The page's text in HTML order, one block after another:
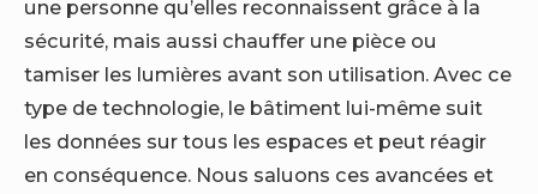
une personne qu’elles reconnaissent grâce à la
sécurité, mais aussi chauffer une pièce ou
tamiser les lumières avant son utilisation. Avec ce
type de technologie, le bâtiment lui-même suit
les données sur tous les espaces et peut réagir
en conséquence. Nous saluons ces avancées et